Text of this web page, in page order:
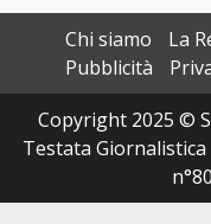
Chi siamo
La
Pubblicità
Copyright 2025 ©
Testata